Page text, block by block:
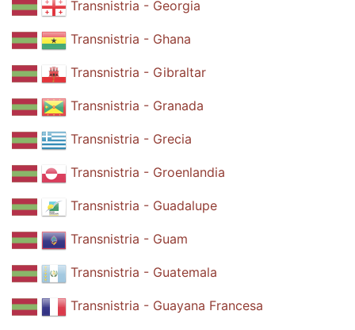
Transnistria - Georgia
Transnistria - Ghana
Transnistria - Gibraltar
Transnistria - Granada
Transnistria - Grecia
Transnistria - Groenlandia
Transnistria - Guadalupe
Transnistria - Guam
Transnistria - Guatemala
Transnistria - Guayana Francesa